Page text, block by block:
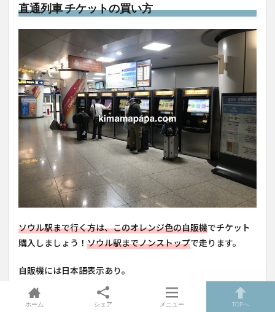
直通列車 チケットの買い方
ソウル駅まで行く方は、このオレンジ色の自販機でチケット
購入しましょう！ ソウル駅までノンストップで走ります。
自販機には日本語表示あり。
ここで、1回だけ利用可能な「交通カード（切符）」を購入す
ホーム シェア メニュー TOPへ